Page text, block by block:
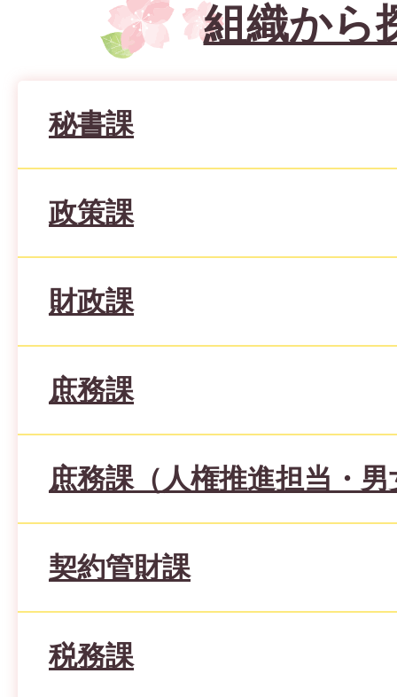
組織から
秘書課
政策課
財政課
庶務課
庶務課（人権推進担当・
契約管財課
税務課